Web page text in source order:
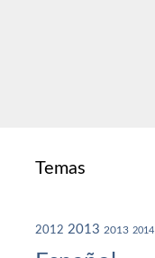
Temas
2012 2013 2013 2014